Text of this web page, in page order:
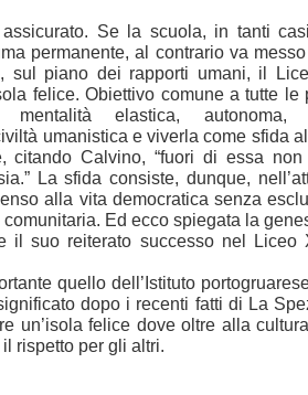
Se la scuola, in tanti
permanente, al contrario va
sul piano dei rapporti umani, il
felice. Obiettivo comune a tutte le
elastica, autonoma,
umanistica e viverla come sfida
citando Calvino, “fuori di essa non
La sfida consiste, dunque,
alla vita democratica senza
Ed ecco spiegata la
il suo reiterato successo nel Liceo
quello dell’Istituto
dopo i recenti fatti di La
un’isola felice dove oltre alla
rispetto per gli altri.